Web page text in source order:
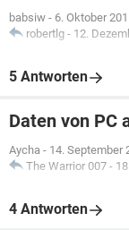
babsiw - 6. Oktober
robertlg - 12.
5 Antworten
Daten von PC
Aycha - 14. September
The Warrior 007 -
4 Antworten